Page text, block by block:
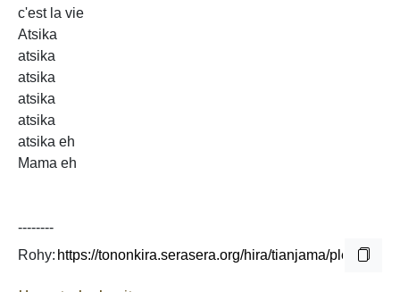
c'est la vie
Atsika
atsika
atsika
atsika
atsika
atsika eh
Mama eh
--------
Rohy: